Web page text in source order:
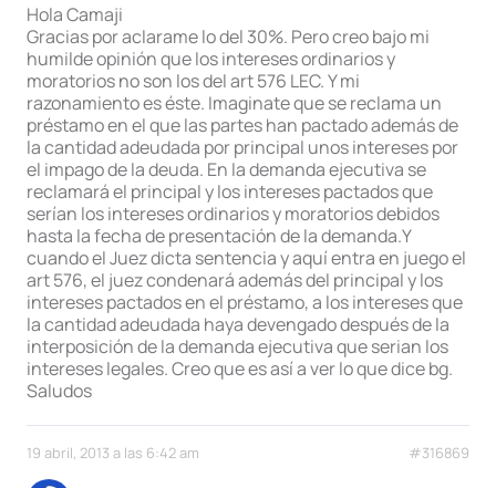
Hola Camaji
Gracias por aclarame lo del 30%. Pero creo bajo mi
humilde opinión que los intereses ordinarios y
moratorios no son los del art 576 LEC. Y mi
razonamiento es éste. Imaginate que se reclama un
préstamo en el que las partes han pactado además de
la cantidad adeudada por principal unos intereses por
el impago de la deuda. En la demanda ejecutiva se
reclamará el principal y los intereses pactados que
serían los intereses ordinarios y moratorios debidos
hasta la fecha de presentación de la demanda.Y
cuando el Juez dicta sentencia y aquí entra en juego el
art 576, el juez condenará además del principal y los
intereses pactados en el préstamo, a los intereses que
la cantidad adeudada haya devengado después de la
interposición de la demanda ejecutiva que serian los
intereses legales. Creo que es así a ver lo que dice bg.
Saludos
19 abril, 2013 a las 6:42 am #316869